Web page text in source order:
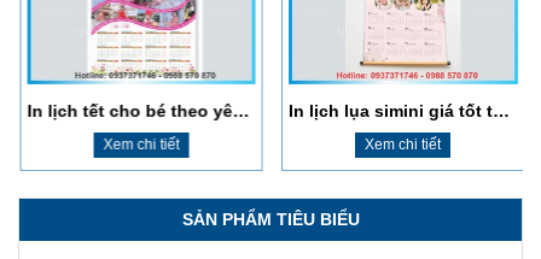
In lịch tết cho bé theo yêu cầu tại Đống Đa
Xem chi tiết
In lịch lụa simini giá tốt tại Đống Đa
Xem chi tiết
SẢN PHẨM TIÊU BIỂU
In Kỷ Yếu Giá Rẻ, Miễn Phí Thiết Kế, Giao Hàng Tận Nơi